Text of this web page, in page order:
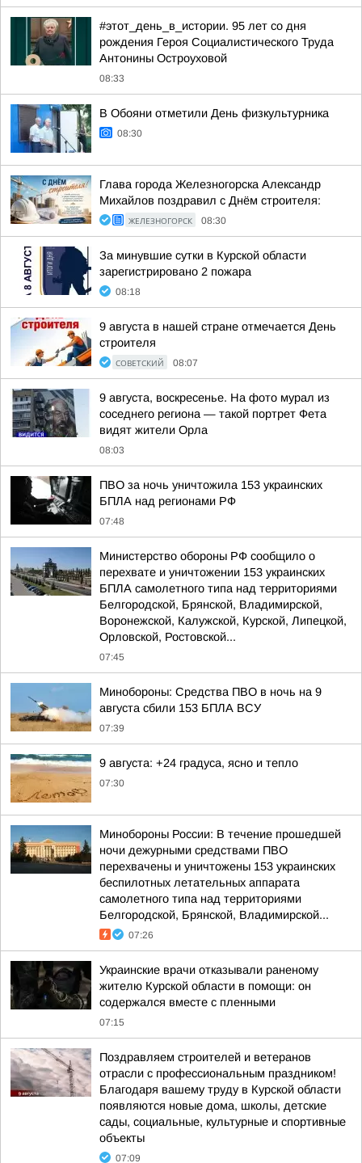
#этот_день_в_истории. 95 лет со дня
рождения Героя Социалистического Труда
Антонины Остроуховой
08:33
В Обояни отметили День физкультурника
08:30
Глава города Железногорска Александр
Михайлов поздравил с Днём строителя:
ЖЕЛЕЗНОГОРСК 08:30
За минувшие сутки в Курской области
зарегистрировано 2 пожара
08:18
9 августа в нашей стране отмечается День
строителя
СОВЕТСКИЙ 08:07
9 августа, воскресенье. На фото мурал из
соседнего региона — такой портрет Фета
видят жители Орла
08:03
ПВО за ночь уничтожила 153 украинских
БПЛА над регионами РФ
07:48
Министерство обороны РФ сообщило о
перехвате и уничтожении 153 украинских
БПЛА самолетного типа над территориями
Белгородской, Брянской, Владимирской,
Воронежской, Калужской, Курской, Липецкой,
Орловской, Ростовской...
07:45
Минобороны: Средства ПВО в ночь на 9
августа сбили 153 БПЛА ВСУ
07:39
9 августа: +24 градуса, ясно и тепло
07:30
Минобороны России: В течение прошедшей
ночи дежурными средствами ПВО
перехвачены и уничтожены 153 украинских
беспилотных летательных аппарата
самолетного типа над территориями
Белгородской, Брянской, Владимирской...
07:26
Украинские врачи отказывали раненому
жителю Курской области в помощи: он
содержался вместе с пленными
07:15
Поздравляем строителей и ветеранов
отрасли с профессиональным праздником!
Благодаря вашему труду в Курской области
появляются новые дома, школы, детские
сады, социальные, культурные и спортивные
объекты
07:09